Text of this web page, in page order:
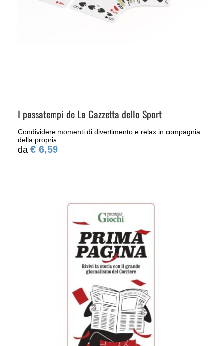
I passatempi de La Gazzetta dello Sport
Condividere momenti di divertimento e relax in compagnia
della propria...
€ 6,59